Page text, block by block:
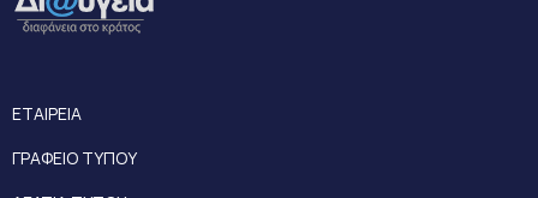
ΕΤΑΙΡΕΙΑ
ΓΡΑΦΕΙΟ ΤΥΠΟΥ